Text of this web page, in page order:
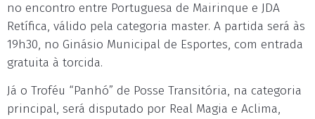
no encontro entre Portuguesa de Mairinque e JDA
Retífica, válido pela categoria master. A partida será às
19h30, no Ginásio Municipal de Esportes, com entrada
gratuita à torcida.
Já o Troféu “Panhó” de Posse Transitória, na categoria
principal, será disputado por Real Magia e Aclima,